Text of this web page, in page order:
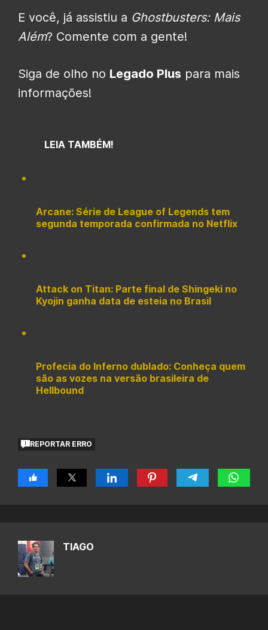
E você, já assistiu a Ghostbusters: Mais
Além? Comente com a gente!
Siga de olho no Legado Plus para mais
informações!
LEIA TAMBÉM!
Arcane: Série de League of Legends tem
segunda temporada confirmada no Netflix
Attack on Titan: Parte final de Shingeki no
Kyojin ganha data de esteia no Brasil
Profecia do Inferno dublado: Conheça quem
são as vozes na versão brasileira de
Hellbound
REPORTAR ERRO
TIAGO